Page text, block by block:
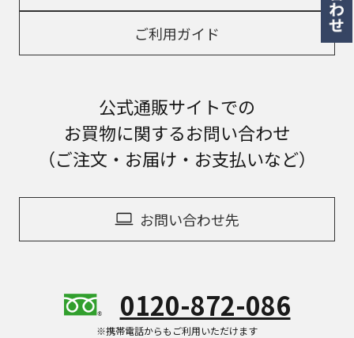
ご利用ガイド
公式通販サイトでの
お買物に関するお問い合わせ
（ご注文・お届け・お支払いなど）
お問い合わせ先
0120-872-086
※携帯電話からもご利用いただけます